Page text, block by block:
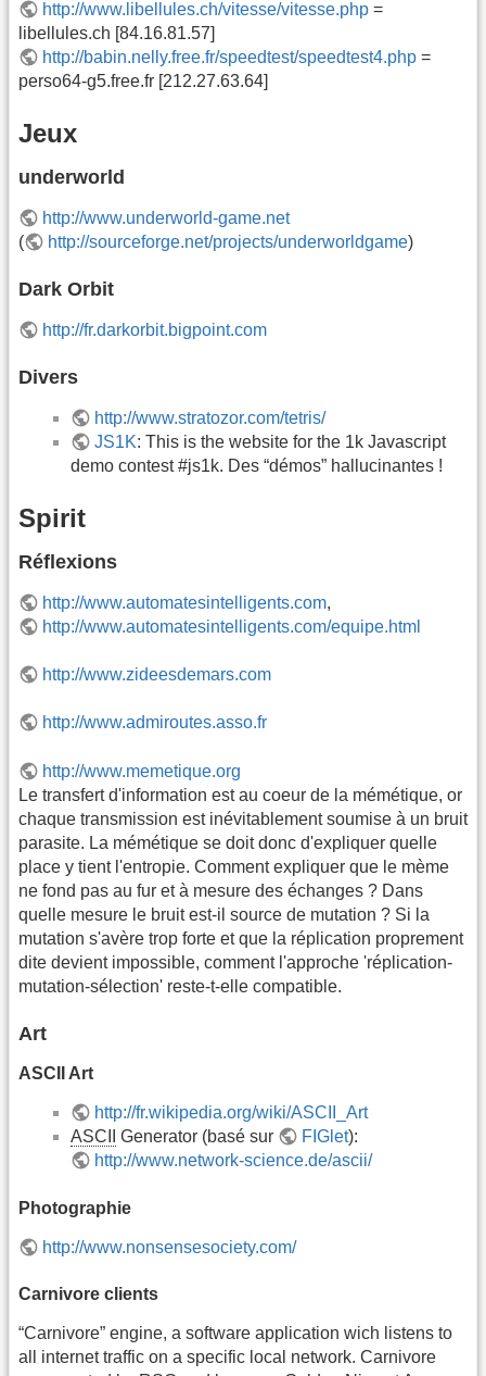
http://www.libellules.ch/vitesse/vitesse.php =
libellules.ch [84.16.81.57]
http://babin.nelly.free.fr/speedtest/speedtest4.php =
perso64-g5.free.fr [212.27.63.64]
Jeux
underworld
http://www.underworld-game.net
(
http://sourceforge.net/projects/underworldgame)
Dark Orbit
http://fr.darkorbit.bigpoint.com
Divers
http://www.stratozor.com/tetris/
JS1K: This is the website for the 1k Javascript
demo contest #js1k. Des “démos” hallucinantes !
Spirit
Réflexions
http://www.automatesintelligents.com,
http://www.automatesintelligents.com/equipe.html
http://www.zideesdemars.com
http://www.admiroutes.asso.fr
http://www.memetique.org
Le transfert d'information est au coeur de la mémétique, or
chaque transmission est inévitablement soumise à un bruit
parasite. La mémétique se doit donc d'expliquer quelle
place y tient l'entropie. Comment expliquer que le mème
ne fond pas au fur et à mesure des échanges ? Dans
quelle mesure le bruit est-il source de mutation ? Si la
mutation s'avère trop forte et que la réplication proprement
dite devient impossible, comment l'approche 'réplication-
mutation-sélection' reste-t-elle compatible.
Art
ASCII Art
http://fr.wikipedia.org/wiki/ASCII_Art
ASCII
Generator (basé sur FIGlet):
http://www.network-science.de/ascii/
Photographie
http://www.nonsensesociety.com/
Carnivore clients
“Carnivore” engine, a software application wich listens to
all internet traffic on a specific local network. Carnivore